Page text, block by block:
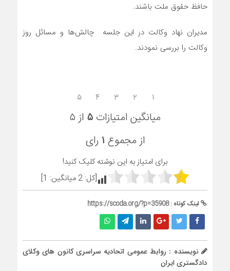
حافظ حقوق ملت باشند.
مدیران نهاد وکالت در این جلسه چالش‌ها و مسائل روز
وکالت را بررسی نمودند.
۱ ۲ ۳ ۴ ۵
میانگین امتیازات ۵ از ۵
از مجموع ۱ رای
برای امتیاز به این نوشته کلیک کنید!
[کل:2 میانگین: 1
]
لینک کوتاه :https://scoda.org/?p=35908
نویسنده : روابط عمومی اتحادیه سراسری کانون های وکلای
دادگستری ایران